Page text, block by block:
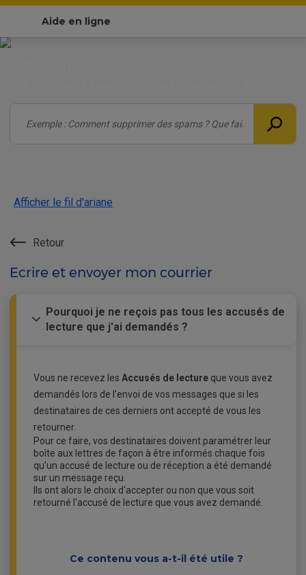
Aide en ligne
Afficher le fil d'ariane
Retour
Ecrire et envoyer mon courrier
Pourquoi je ne reçois pas tous les accusés de
lecture que j'ai demandés ?
Vous ne recevez les Accusés de lecture que vous avez
demandés lors de l'envoi de vos messages que si les
destinataires de ces derniers ont accepté de vous les
retourner.
Pour ce faire, vos destinataires doivent paramétrer leur
boîte aux lettres de façon à être informés chaque fois
qu'un accusé de lecture ou de réception a été demandé
sur un message reçu.
Ils ont alors le choix d'accepter ou non que vous soit
retourné l'accusé de lecture que vous avez demandé.
Ce contenu vous a-t-il été utile ?